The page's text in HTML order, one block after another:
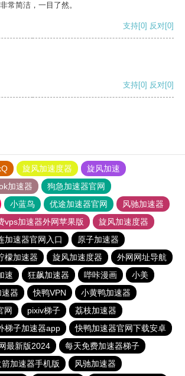
常简洁，一目了然。
支持[0] 反对[0]
支持[0] 反对[0]
旋风加速度器
旋风加速
加速器
狗急加速器官网
小蓝鸟 优途加速器官网
风驰加速器
vps加速器外网苹果版
旋风加速度器
加速器官网入口
原子加速器
檬加速器 旋风加速度器
外网网址导航
速 狂飙加速器 哔咔漫画
小美
器 快鸭VPN
小黄鸭加速器
网
pixiv梯子
荔枝加速器
梯子加速器app
快鸭加速器官网下载安卓
最新版2024
每天免费加速器梯子
箭加速器手机版
风驰加速器